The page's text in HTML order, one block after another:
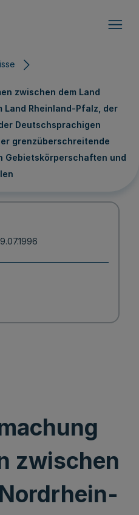
zwischen dem Land
Land Rheinland-Pfalz, der
Deutschsprachigen
grenzüberschreitende
Gebietskörperschaften und
zwischen